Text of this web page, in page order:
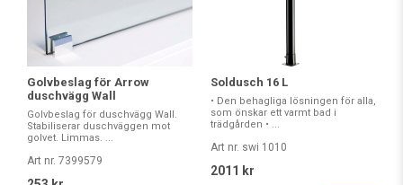
Golvbeslag för Arrow
duschvägg Wall
Golvbeslag för duschvägg Wall.
Stabiliserar duschväggen mot
golvet. Limmas. ...
Art nr. 7399579
Soldusch 16 L
• Den behagliga lösningen för alla,
som önskar ett varmt bad i
trädgården • ...
Art nr. swi 1010
2011 kr